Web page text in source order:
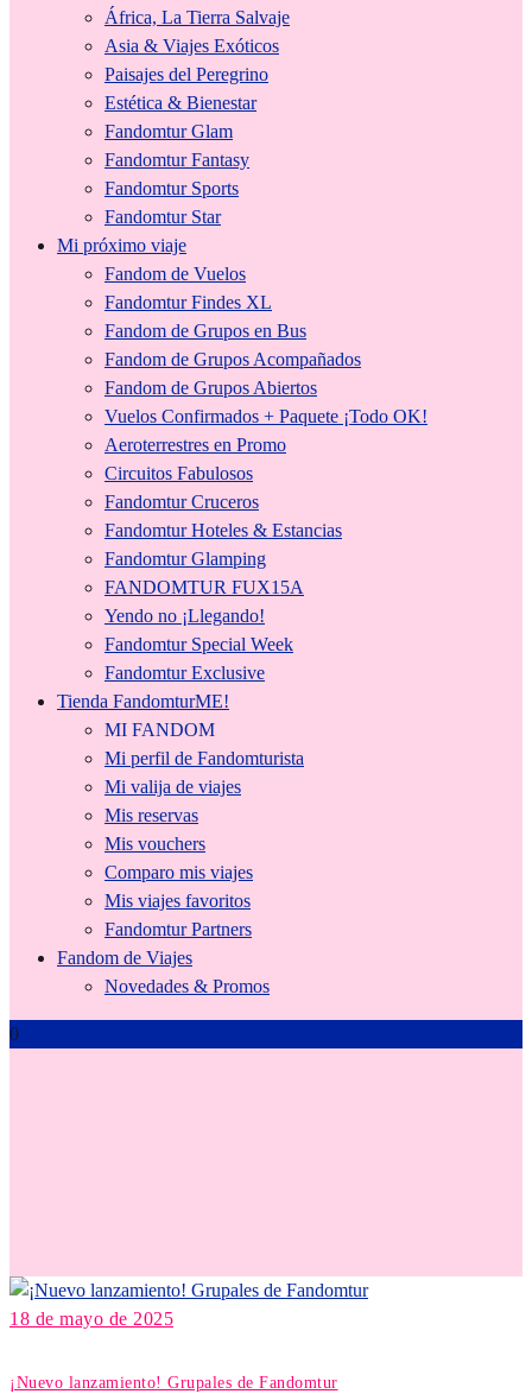
África, La Tierra Salvaje
Asia & Viajes Exóticos
Paisajes del Peregrino
Estética & Bienestar
Fandomtur Glam
Fandomtur Fantasy
Fandomtur Sports
Fandomtur Star
Mi próximo viaje
Fandom de Vuelos
Fandomtur Findes XL
Fandom de Grupos en Bus
Fandom de Grupos Acompañados
Fandom de Grupos Abiertos
Vuelos Confirmados + Paquete ¡Todo OK!
Aeroterrestres en Promo
Circuitos Fabulosos
Fandomtur Cruceros
Fandomtur Hoteles & Estancias
Fandomtur Glamping
FANDOMTUR FUX15A
Yendo no ¡Llegando!
Fandomtur Special Week
Fandomtur Exclusive
Tienda FandomturME!
MI FANDOM
Mi perfil de Fandomturista
Mi valija de viajes
Mis reservas
Mis vouchers
Comparo mis viajes
Mis viajes favoritos
Fandomtur Partners
Fandom de Viajes
Novedades & Promos
0
18 de mayo de 2025
¡Nuevo lanzamiento! Grupales de Fandomtur